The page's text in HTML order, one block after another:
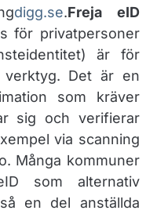
digg.se.Freja eID
för privatpersoner
är för
verktyg. Det är en
som kräver
sig och verifierar
via scanning
Många kommuner
som alternativ
en del anställda